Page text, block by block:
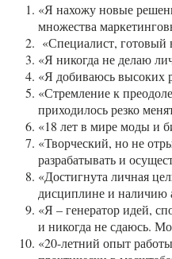
«Я нахожу новые
множества
«Специалист, готовый
«Я никогда не делаю
«Я добиваюсь высоких
«Стремление к
приходилось резко
«18 лет в мире моды и
«Творческий, но не
разрабатывать и
«Достигнута личная
дисциплине и наличию
«Я – генератор идей,
и никогда не сдаюсь.
«20-летний опыт